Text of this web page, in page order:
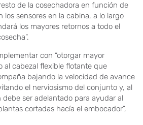
de la cosechadora en función de
los sensores en la cabina, a lo largo
los mayores retornos a todo el
con “otorgar mayor
al cabezal flexible flotante que
bajando la velocidad de avance
el nerviosismo del conjunto y, al
ser adelantado para ayudar al
cortadas hacía el embocador”,